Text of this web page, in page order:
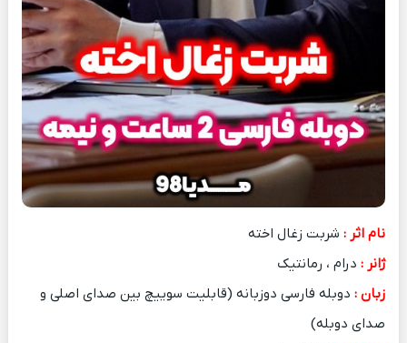
نام اثر :شربت زغال اخته
ژانر :درام ، رمانتیک
زبان :دوبله فارسی دوزبانه (قابلیت سوییچ بین صدای اصلی و
صدای دوبله)